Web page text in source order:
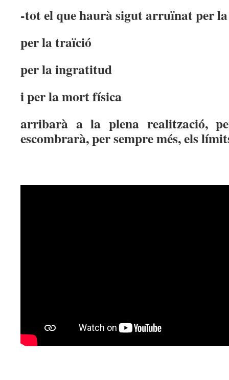
-tot el que haurà sigut arruïnat per
per la traïció
per la ingratitud
i per la mort física
arribarà a la plena realització,
escombrarà, per sempre més, els